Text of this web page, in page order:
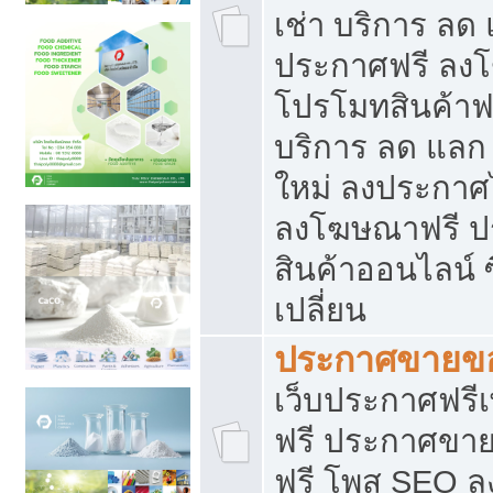
เช่า บริการ ลด
ประกาศฟรี ล
โปรโมทสินค้า
บริการ ลด แล
ใหม่ ลงประกา
ลงโฆษณาฟรี
สินค้าออนไลน์
เปลี่ยน
ประกาศขายข
เว็บประกาศฟรี
ฟรี ประกาศขา
ฟรี โพส SEO